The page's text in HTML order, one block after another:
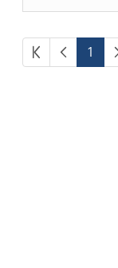
第一頁上一頁
1